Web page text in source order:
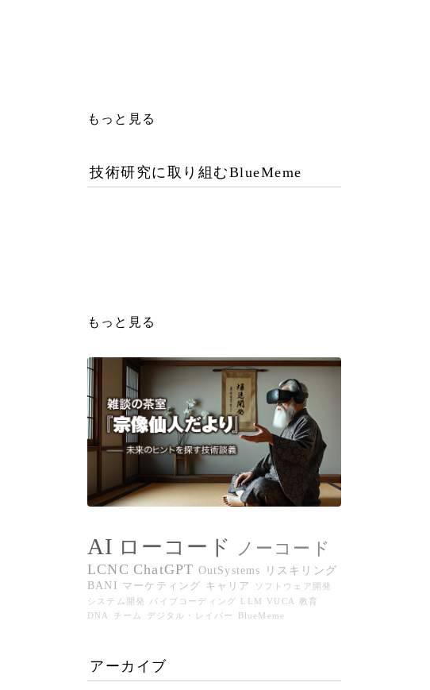
もっと見る
技術研究に取り組むBlueMeme
もっと見る
AI ローコード ノーコード
LCNC ChatGPT OutSystems
リスキリング
BANI マーケティング キャリア
ソフトウェア開発
システム開発
バイブコーディング LLM VUCA
教育
DNA
チーム デジタル・レイバー BlueMeme
アーカイブ